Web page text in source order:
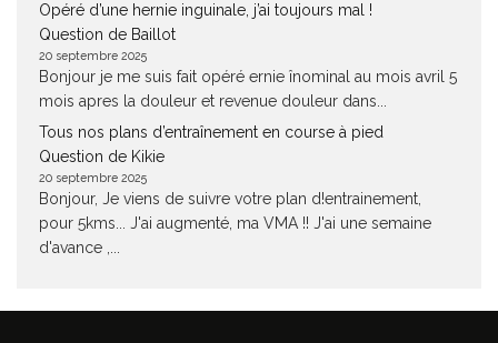
Opéré d’une hernie inguinale, j’ai toujours mal !
Question de Baillot
20 septembre 2025
Bonjour je me suis fait opéré ernie înominal au mois avril 5
mois apres la douleur et revenue douleur dans...
Tous nos plans d’entraînement en course à pied
Question de Kikie
20 septembre 2025
Bonjour, Je viens de suivre votre plan d!entrainement,
pour 5kms... J'ai augmenté, ma VMA !! J'ai une semaine
d'avance ,...